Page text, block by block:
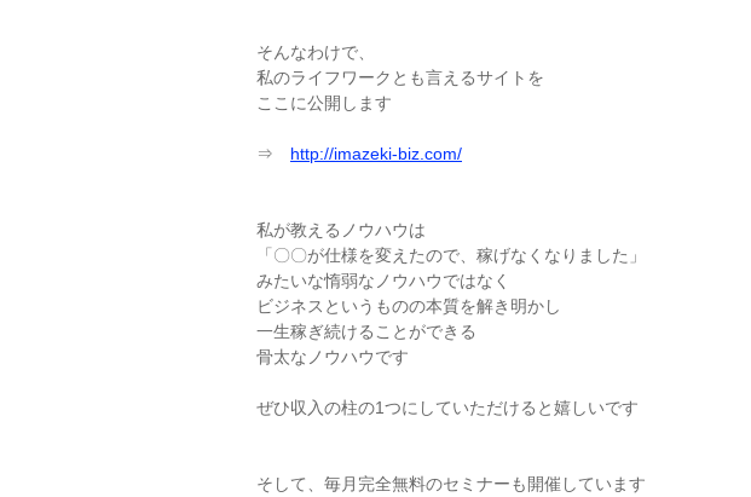
そんなわけで、
私のライフワークとも言えるサイトを
ここに公開します
⇒ http://imazeki-biz.com/
私が教えるノウハウは
「〇〇が仕様を変えたので、稼げなくなりました」
みたいな惰弱なノウハウではなく
ビジネスというものの本質を解き明かし
一生稼ぎ続けることができる
骨太なノウハウです
ぜひ収入の柱の1つにしていただけると嬉しいです
そして、毎月完全無料のセミナーも開催しています